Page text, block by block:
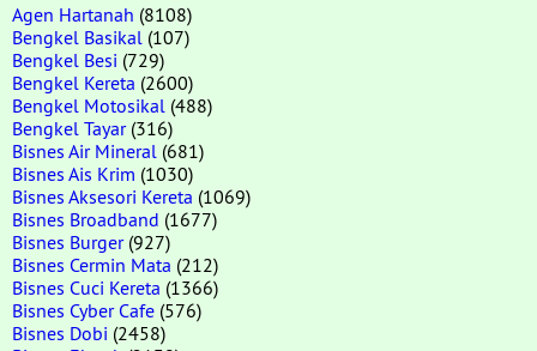
Agen Hartanah (8108)
Bengkel Basikal (107)
Bengkel Besi (729)
Bengkel Kereta (2600)
Bengkel Motosikal (488)
Bengkel Tayar(316)
Bisnes Air Mineral (681)
Bisnes Ais Krim (1030)
Bisnes Aksesori Kereta (1069)
Bisnes Broadband (1677)
Bisnes Burger(927)
Bisnes Cermin Mata (212)
Bisnes Cuci Kereta (1366)
Bisnes Cyber Cafe (576)
Bisnes Dobi (2458)